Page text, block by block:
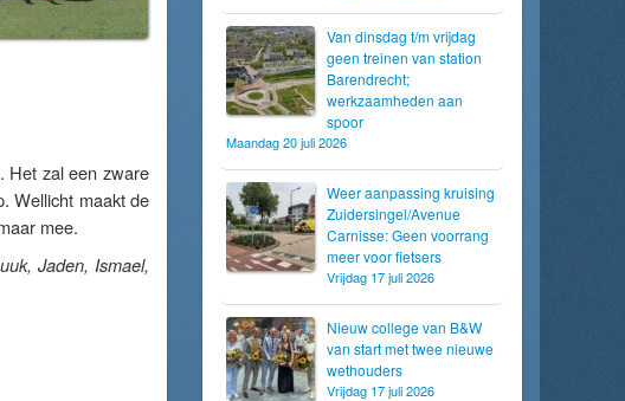
Het zal een zware
Wellicht maakt de
mee.
Jaden, Ismael,
Van dinsdag t/m vrijdag
geen treinen van station
Barendrecht;
werkzaamheden aan
spoor
Maandag 20 juli 2026
Weer aanpassing kruising
Zuidersingel/Avenue
Carnisse: Geen voorrang
meer voor fietsers
Vrijdag 17 juli 2026
Nieuw college van B&W
van start met twee nieuwe
wethouders
Vrijdag 17 juli 2026